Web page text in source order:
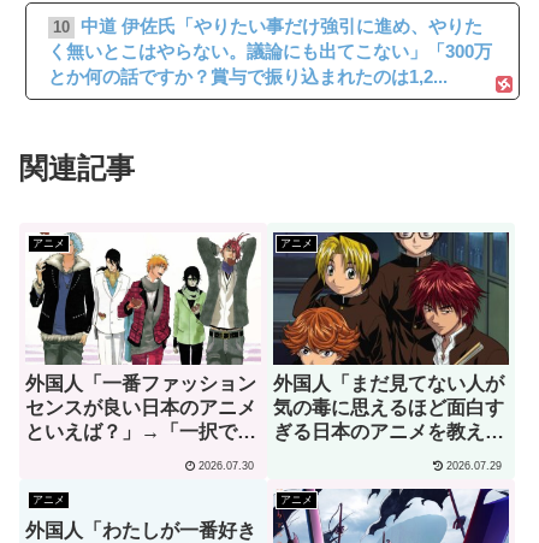
10 中道 伊佐氏「やりたい事だけ強引に進め、やりた
く無いとこはやらない。議論にも出てこない」「300万
とか何の話ですか？賞与で振り込まれたのは1,2...
関連記事
アニメ
外国人「一番ファッション
センスが良い日本のアニメ
といえば？」→「一択でし
2026.07.30
アニメ
外国人「まだ見てない人が
気の毒に思えるほど面白す
ぎる日本のアニメを教え
て」→「究極の夏アニメで
2026.07.29
アニメ
外国人「わたしが一番好き
アニメ